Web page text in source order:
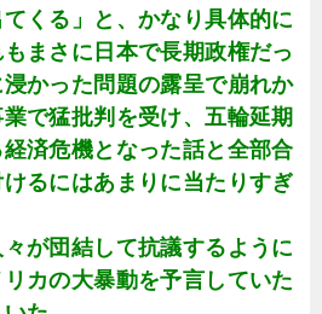
くる」と、かなり具体的に
まさに日本で長期政権だっ
かった問題の露呈で崩れか
で猛批判を受け、五輪延期
済危機となった話と全部合
るにはあまりに当たりすぎ
が団結して抗議するように
カの大暴動を予言していた